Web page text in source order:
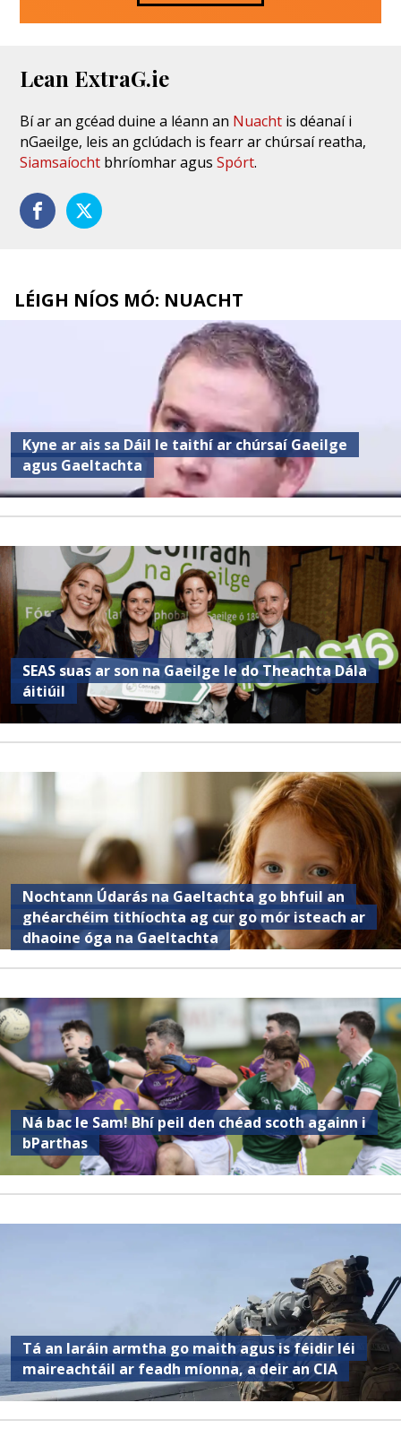
Lean ExtraG.ie
Bí ar an gcéad duine a léann an Nuacht is déanaí i
nGaeilge, leis an gclúdach is fearr ar chúrsaí reatha,
Siamsaíocht bhríomhar agusSpórt.
LÉIGH NÍOS MÓ: NUACHT
Kyne ar ais sa Dáil le taithí ar chúrsaí Gaeilge
agus Gaeltachta
SEAS suas ar son na Gaeilge le do Theachta Dála
áitiúil
Nochtann Údarás na Gaeltachta go bhfuil an
ghéarchéim tithíochta ag cur go mór isteach ar
dhaoine óga na Gaeltachta
Ná bac le Sam! Bhí peil den chéad scoth againn i
bParthas
Tá an Iaráin armtha go maith agus is féidir léi
maireachtáil ar feadh míonna, a deir an CIA